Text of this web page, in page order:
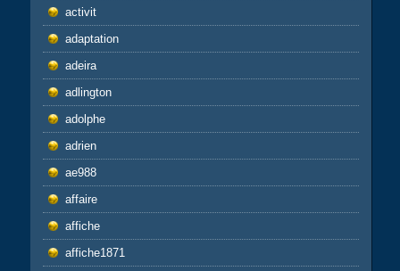
activit
adaptation
adeira
adlington
adolphe
adrien
ae988
affaire
affiche
affiche1871